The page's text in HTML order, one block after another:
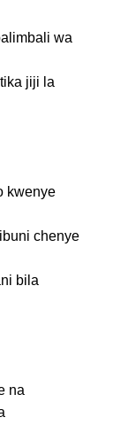
wa
jiji la
kwenye
chenye
bila
na